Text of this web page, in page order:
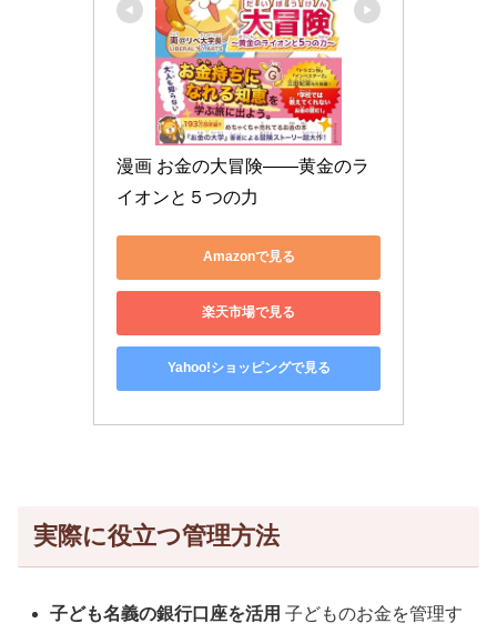
漫画 お金の大冒険――黄金のラ
イオンと５つの力
Amazonで見る
楽天市場で見る
Yahoo!ショッピングで見る
実際に役立つ管理方法
子ども名義の銀行口座を活用 子どものお金を管理す